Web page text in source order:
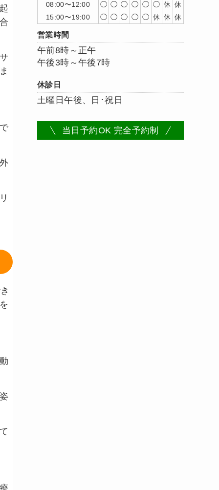
08:00〜12:00
◯ ◯ ◯ ◯ ◯ ◯ 休 休
15:00〜19:00
◯ ◯ ◯ ◯ ◯ 休 休 休
営業時間
午前8時～正午
午後3時～午後7時
休診日
土曜日午後、日･祝日
当日予約OK 完全予約制